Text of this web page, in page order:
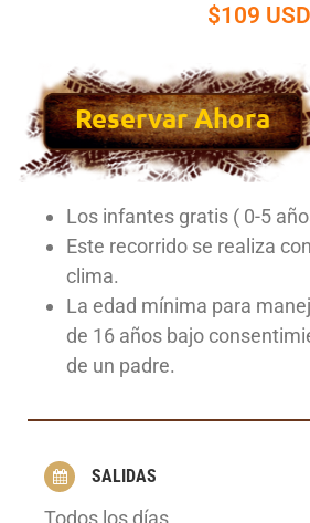
$109 USD
Reservar Ahora
Los infantes gratis ( 0-5
Este recorrido se realiza
clima.
La edad mínima para
de 16 años bajo
de un padre.
SALIDAS
Todos los días